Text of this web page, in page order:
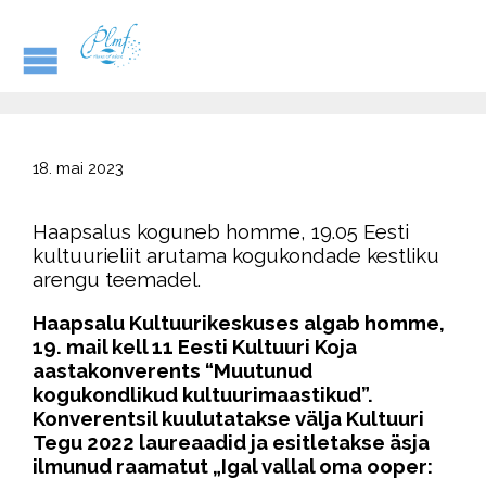
18. mai 2023
Haapsalus koguneb homme, 19.05 Eesti
kultuurieliit arutama kogukondade kestliku
arengu teemadel.
Haapsalu Kultuurikeskuses algab homme,
19. mail kell 11 Eesti Kultuuri Koja
aastakonverents “Muutunud
kogukondlikud kultuurimaastikud”.
Konverentsil kuulutatakse välja Kultuuri
Tegu 2022 laureaadid ja esitletakse äsja
ilmunud raamatut „Igal vallal oma ooper: